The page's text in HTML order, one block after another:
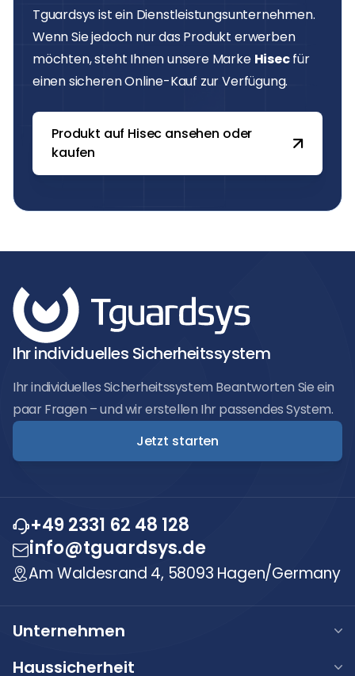
Tguardsys ist ein Dienstleistungsunternehmen.
Wenn Sie jedoch nur das Produkt erwerben
möchten, steht Ihnen unsere Marke Hisecfür
einen sicheren Online-Kauf zur Verfügung.
Produkt auf Hisec ansehen oder
kaufen
Ihr individuelles Sicherheitssystem
Ihr individuelles Sicherheitssystem Beantworten Sie ein
paar Fragen – und wir erstellen Ihr passendes System.
Jetzt starten
+49 2331 62 48 128
info@tguardsys.de
Am Waldesrand 4, 58093 Hagen/Germany
Unternehmen
Haussicherheit